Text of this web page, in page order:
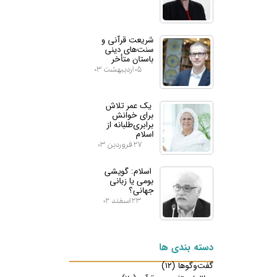
شریعت قرآنی و
سنت‌های دینی
باستان متأخر
۰۵ اردیبهشت ۰۳
یک عمر تلاش
برای خوانش
برابری‌طلبانه از
اسلام
۲۷ فروردین ۰۳
اسلام: گویشی
بومی یا زبانی
جهانی؟
۲۳ اسفند ۰۲
دسته بندی ها
گفت‌وگوها (۱۲)